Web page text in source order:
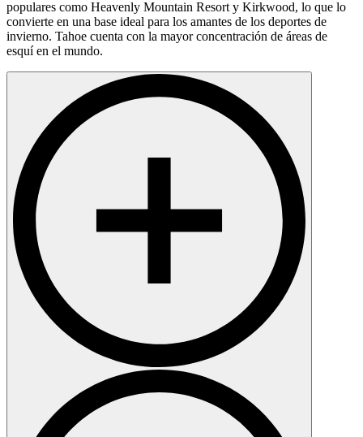
populares como Heavenly Mountain Resort y Kirkwood, lo que lo
convierte en una base ideal para los amantes de los deportes de
invierno. Tahoe cuenta con la mayor concentración de áreas de
esquí en el mundo.